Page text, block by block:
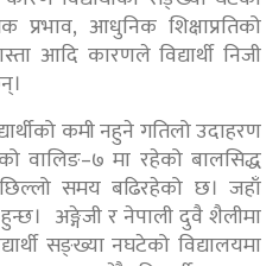
आधुनिक शिक्षाप्रतिको
आदि कारणले विद्यार्थी निजी
कमी नहुने गतिलो उदाहरण
वालिङ–७ मा रहेको बालसिद्ध
समय बढिरहेको छ। जहाँ
अङ्गेजी र नेपाली दुवै शैलीमा
सङ्ख्या नघटेको विद्यालयमा